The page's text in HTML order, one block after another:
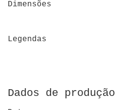
Dimensões
Legendas
Dados de produção